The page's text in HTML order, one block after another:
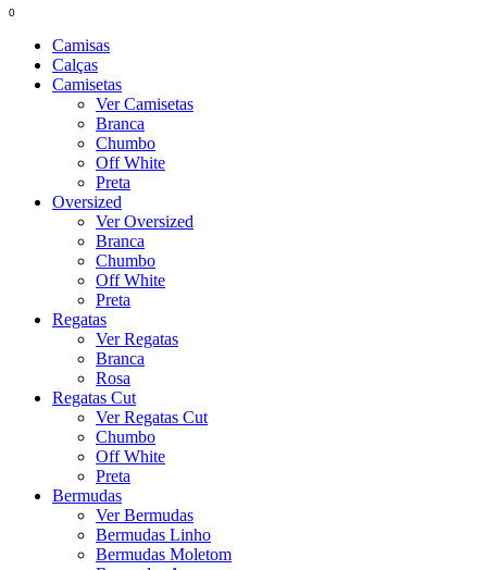
0
Camisas
Calças
Camisetas
Ver Camisetas
Branca
Chumbo
Off White
Preta
Oversized
Ver Oversized
Branca
Chumbo
Off White
Preta
Regatas
Ver Regatas
Branca
Rosa
Regatas Cut
Ver Regatas Cut
Chumbo
Off White
Preta
Bermudas
Ver Bermudas
Bermudas Linho
Bermudas Moletom